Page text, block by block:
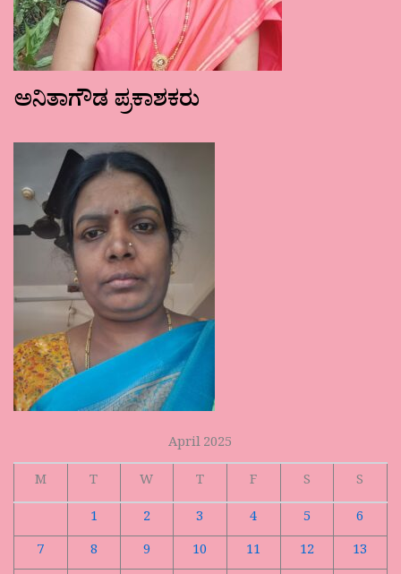
ಅನಿತಾಗೌಡ ಪ್ರಕಾಶಕರು
April 2025
M
T W T F S
S
1
2 3 4 5
6
7
8 9 10 11 12
13